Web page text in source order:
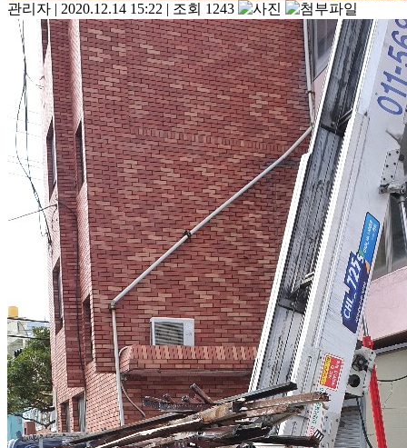
관리자 | 2020.12.14 15:22 | 조회 1243